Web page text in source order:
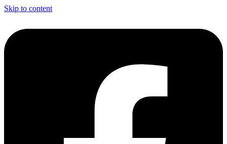
Skip to content